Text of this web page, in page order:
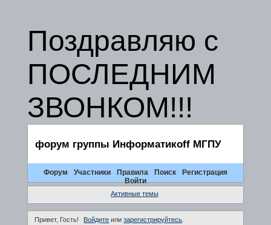
Поздравляю с
ПОСЛЕДНИМ
ЗВОНКОМ!!!
форум группы Информатикоff МГПУ
Форум Участники Правила Поиск
Регистрация
Войти
Активные темы
Привет, Гость! Войдите илизарегистрируйтесь.